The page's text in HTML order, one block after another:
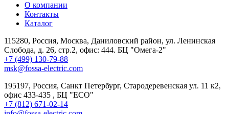
О компании
Контакты
Каталог
115280, Россия, Москва, Даниловский район, ул. Ленинская
Слобода, д. 26, стр.2, офис: 444. БЦ "Омега-2"
+7 (499) 130-79-88
msk@fossa-electric.com
195197, Россия, Санкт Петербург, Стародеревенская ул. 11 к2,
офис 433-435 , БЦ "ECO"
+7 (812) 671-02-14